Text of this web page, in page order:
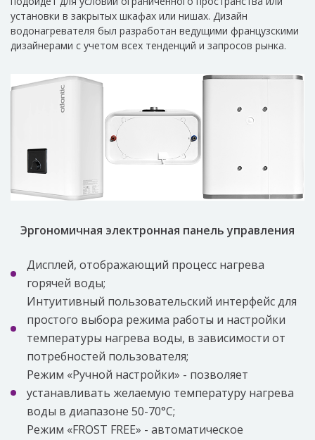
установки в закрытых шкафах или нишах. Дизайн
водонагревателя был разработан ведущими французскими
дизайнерами с учетом всех тенденций и запросов рынка.
Эргономичная электронная панель управления
Дисплей, отображающий процесс нагрева
горячей воды;
Интуитивный пользовательский интерфейс для
простого выбора режима работы и настройки
температуры нагрева воды, в зависимости от
потребностей пользователя;
Режим «Ручной настройки» - позволяет
устанавливать желаемую температуру нагрева
воды в диапазоне 50-70°C;
Режим «FROST FREE» - автоматическое